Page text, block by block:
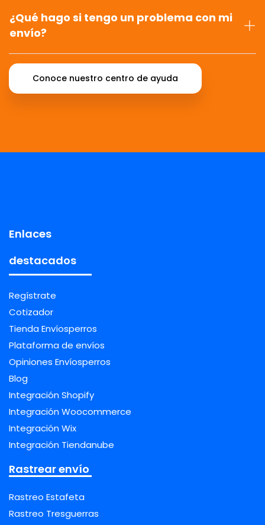
¿Qué hago si tengo un problema con mi
envío?
Conoce nuestro centro de ayuda
Enlaces
destacados
Regístrate
Cotizador
Tienda Envíosperros
Plataforma de envíos
Opiniones Envíosperros
Blog
Integración Shopify
Integración Woocommerce
Integración Wix
Integración Tiendanube
Rastrear envío
Rastreo Estafeta
Rastreo Tresguerras